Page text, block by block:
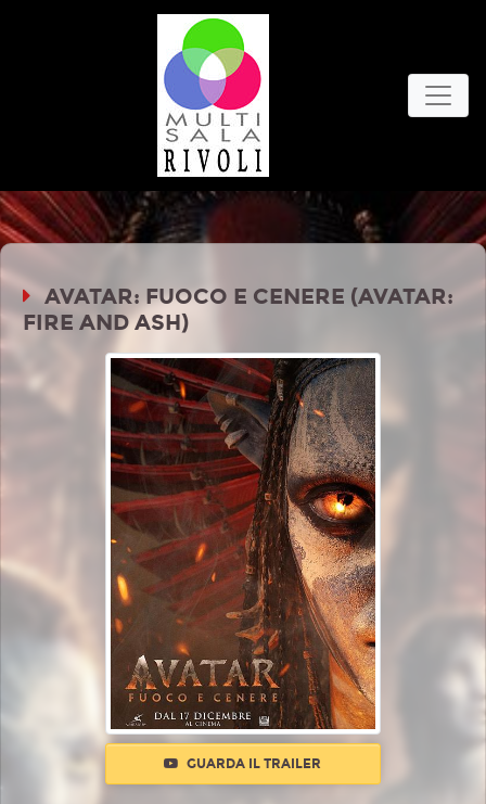
AVATAR: FUOCO E CENERE (AVATAR:
FIRE AND ASH)
GUARDA IL TRAILER